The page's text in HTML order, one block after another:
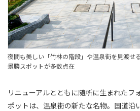
夜間も美しい「竹林の階段」や温泉街を見渡せ
景勝スポットが多数点在
リニューアルとともに随所に生まれたフ
ポットは、温泉街の新たな名物。国道沿